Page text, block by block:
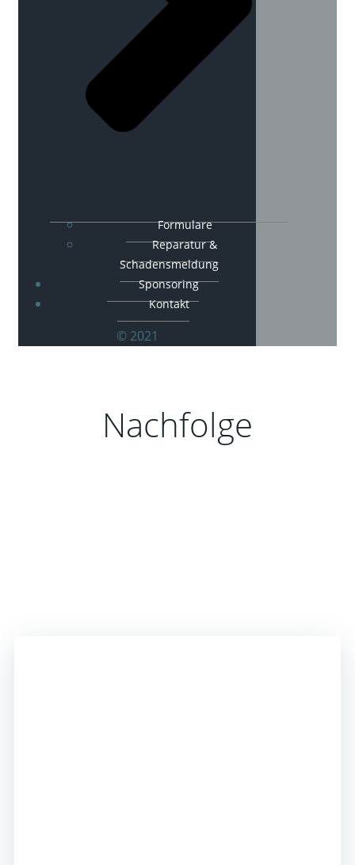
Formulare
Reparatur &
Schadensmeldung
Sponsoring
Kontakt
© 2021
Nachfolge